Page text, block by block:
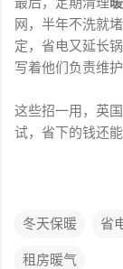
网，半年不洗就
定，省电又延长
写着他们负责维
这些招一用，英
试，省下的钱还
冬天保暖 省
租房暖气